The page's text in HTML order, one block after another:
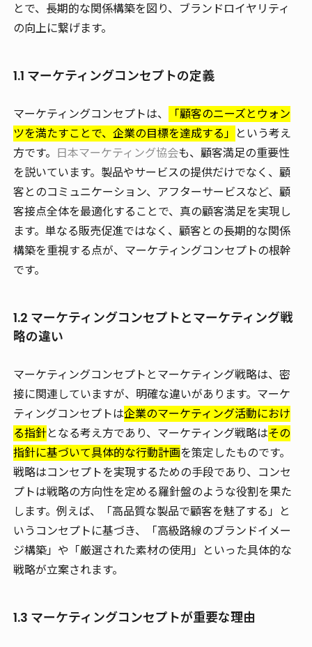
とで、長期的な関係構築を図り、ブランドロイヤリティ
の向上に繋げます。
1.1 マーケティングコンセプトの定義
マーケティングコンセプトは、
「顧客のニーズとウォン
ツを満たすことで、企業の目標を達成する」 という考え
方です。 日本マーケティング協会も、顧客満足の重要性
を説いています。製品やサービスの提供だけでなく、顧
客とのコミュニケーション、アフターサービスなど、顧
客接点全体を最適化することで、真の顧客満足を実現し
ます。単なる販売促進ではなく、顧客との長期的な関係
構築を重視する点が、マーケティングコンセプトの根幹
です。
1.2 マーケティングコンセプトとマーケティング戦
略の違い
マーケティングコンセプトとマーケティング戦略は、密
接に関連していますが、明確な違いがあります。マーケ
ティングコンセプトは企業のマーケティング活動におけ
る指針となる考え方であり、マーケティング戦略はその
指針に基づいて具体的な行動計画を策定したものです。
戦略はコンセプトを実現するための手段であり、コンセ
プトは戦略の方向性を定める羅針盤のような役割を果た
します。例えば、「高品質な製品で顧客を魅了する」と
いうコンセプトに基づき、「高級路線のブランドイメー
ジ構築」や「厳選された素材の使用」といった具体的な
戦略が立案されます。
1.3 マーケティングコンセプトが重要な理由